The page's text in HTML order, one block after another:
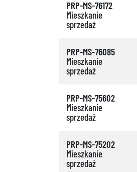
PRP-MS-76172
Mieszkanie
sprzedaż
PRP-MS-76085
Mieszkanie
sprzedaż
PRP-MS-75602
Mieszkanie
sprzedaż
PRP-MS-75202
Mieszkanie
sprzedaż